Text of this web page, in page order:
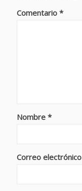
Comentario *
Nombre *
Correo electrónico